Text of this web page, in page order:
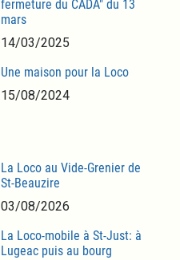
fermeture du CADA" du 13
mars
14/03/2025
Une maison pour la Loco
15/08/2024
La Loco au Vide-Grenier de
St-Beauzire
03/08/2026
La Loco-mobile à St-Just: à
Lugeac puis au bourg